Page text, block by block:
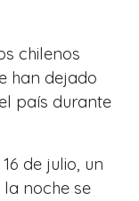
chilenos
han dejado
país durante
de julio, un
la noche se